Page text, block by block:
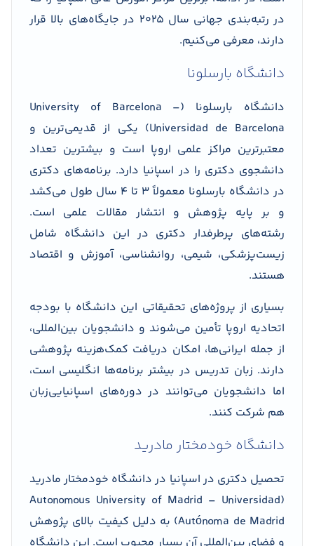
در رتبه‌بندی جهانی سال ۲۰۲۵ در جایگاه‌های بالا قرار
دارند، معرفی می‌کنیم.
دانشگاه بارسلونا
دانشگاه بارسلونا (University of Barcelona –
Universidad de Barcelona) یکی از قدیمی‌ترین و
معتبرترین مراکز علمی اروپا است و بیشترین تعداد
دانشجوی دکتری را در اسپانیا دارد. برنامه‌های دکتری
در دانشگاه بارسلونا معمولاً ۳ تا ۴ سال طول می‌کشد
و بر پایه پژوهش و انتشار مقالات علمی است.
رشته‌های پرطرفدار دکتری در این دانشگاه شامل
زیست‌پزشکی، شیمی، روانشناسی، آموزش و اقتصاد
هستند.
بسیاری از پروژه‌های تحقیقاتی این دانشگاه با بودجه
اتحادیه اروپا تأمین می‌شوند و دانشجویان بین‌المللی،
از جمله ایرانی‌ها، امکان دریافت کمک‌هزینه پژوهشی
دارند. زبان تدریس در بیشتر برنامه‌ها انگلیسی است،
اما دانشجویان می‌توانند در دوره‌های اسپانیایی‌زبان
هم شرکت کنند.
دانشگاه خودمختار مادرید
تحصیل دکتری در اسپانیا در دانشگاه خودمختار مادرید
(Autonomous University of Madrid – Universidad
Autónoma de Madrid) به دلیل کیفیت بالای پژوهش